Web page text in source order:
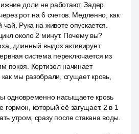
доли не работают. Задер.
рот на 6 счетов. Медленно, как
чай. Рука на животе опускается.
около 2 минут. Почему вы?
длинный выдох активирует
система переключается из
покоя. Кортизол начинает
мы разобрали, сгущает кровь,
одновременно насыщаете кровь
гормон, который её загущает. 2 в 1
утром, сразу после стакана воды.